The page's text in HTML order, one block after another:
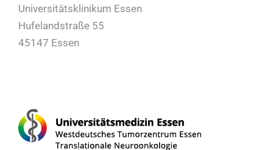
Universitätsklinikum Essen
Hufelandstraße 55
45147 Essen